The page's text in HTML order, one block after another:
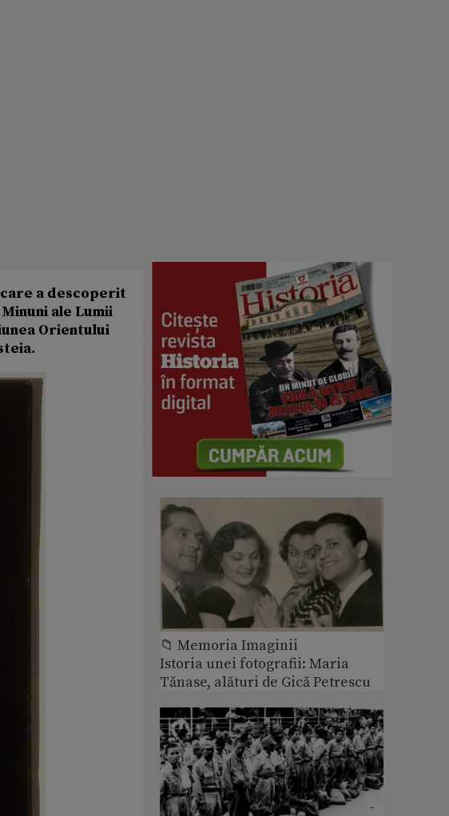
a descoperit
ale Lumii
Orientului
📁 Memoria Imaginii
Istoria unei fotografii: Maria
Tănase, alături de Gică Petrescu